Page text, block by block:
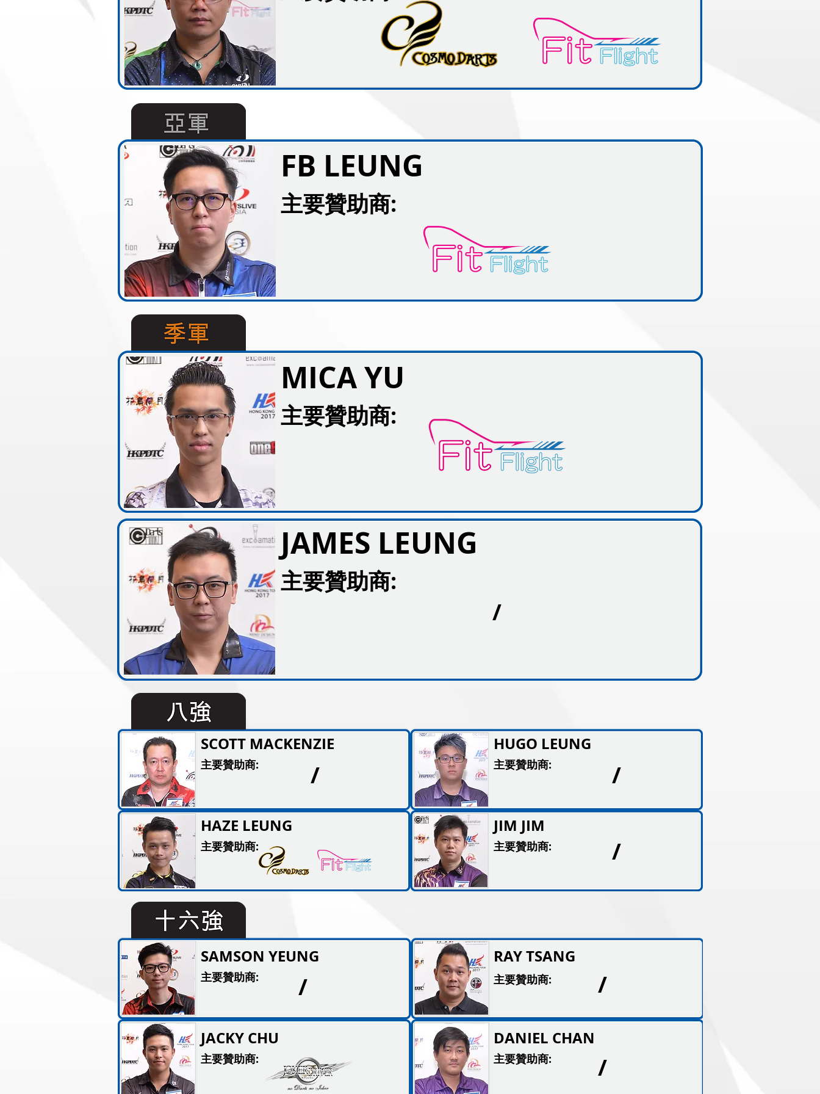
FB LEUNG
主要贊助商:
MICA YU
主要贊助商:
JAMES LEUNG
主要贊助商:
/
SCOTT MACKENZIE
主要贊助商:
HUGO LEUNG
主要贊助商:
主要贊助商:
JIM JIM
主要贊助商:
HAZE LEUNG
/
/
/
RAY TSANG
DANIEL CHAN
主要贊助商:
主要贊助商:
JACKY CHU
主要贊助商:
SAMSON YEUNG
主要贊助商:
/
/ /